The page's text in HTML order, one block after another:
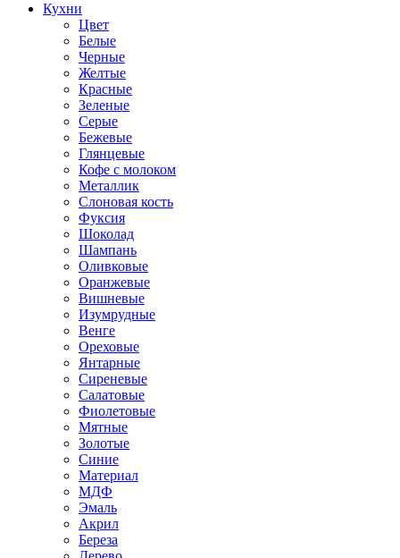
Кухни
Цвет
Белые
Черные
Желтые
Красные
Зеленые
Серые
Бежевые
Глянцевые
Кофе с молоком
Металлик
Слоновая кость
Фуксия
Шоколад
Шампань
Оливковые
Оранжевые
Вишневые
Изумрудные
Венге
Ореховые
Янтарные
Сиреневые
Салатовые
Фиолетовые
Мятные
Золотые
Синие
Материал
МДФ
Эмаль
Акрил
Береза